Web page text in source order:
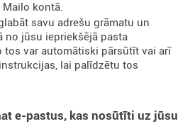
kontā.
savu adrešu grāmatu un
no jūsu iepriekšējā pasta
tos var automātiski pārsūtīt vai arī
lai palīdzētu tos
e-pastus, kas nosūtīti uz jūsu